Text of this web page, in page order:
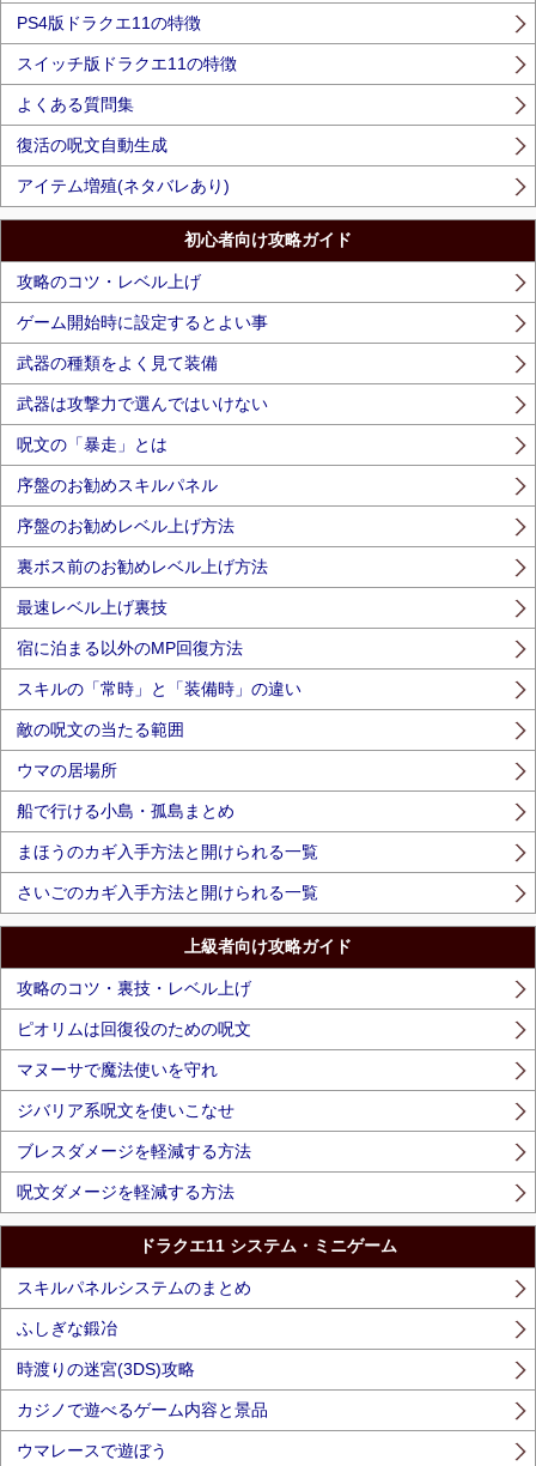
PS4版ドラクエ11の特徴
スイッチ版ドラクエ11の特徴
よくある質問集
復活の呪文自動生成
アイテム増殖(ネタバレあり)
初心者向け攻略ガイド
攻略のコツ・レベル上げ
ゲーム開始時に設定するとよい事
武器の種類をよく見て装備
武器は攻撃力で選んではいけない
呪文の「暴走」とは
序盤のお勧めスキルパネル
序盤のお勧めレベル上げ方法
裏ボス前のお勧めレベル上げ方法
最速レベル上げ裏技
宿に泊まる以外のMP回復方法
スキルの「常時」と「装備時」の違い
敵の呪文の当たる範囲
ウマの居場所
船で行ける小島・孤島まとめ
まほうのカギ入手方法と開けられる一覧
さいごのカギ入手方法と開けられる一覧
上級者向け攻略ガイド
攻略のコツ・裏技・レベル上げ
ピオリムは回復役のための呪文
マヌーサで魔法使いを守れ
ジバリア系呪文を使いこなせ
ブレスダメージを軽減する方法
呪文ダメージを軽減する方法
ドラクエ11 システム・ミニゲーム
スキルパネルシステムのまとめ
ふしぎな鍛冶
時渡りの迷宮(3DS)攻略
カジノで遊べるゲーム内容と景品
ウマレースで遊ぼう